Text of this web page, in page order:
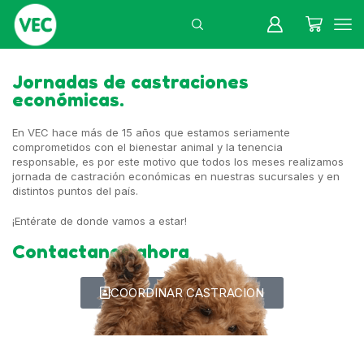
Jornadas de castraciones
económicas.
En VEC hace más de 15 años que estamos seriamente
comprometidos con el bienestar animal y la tenencia
responsable, es por este motivo que todos los meses realizamos
jornada de castración económicas en nuestras sucursales y en
distintos puntos del país.
¡Entérate de donde vamos a estar!
Contactanos ahora
COORDINAR CASTRACION